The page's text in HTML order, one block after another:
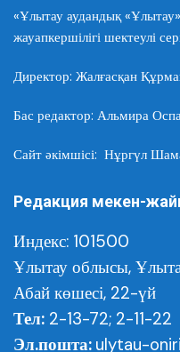
«Ұлытау аудандық «Ұлытау»
жауапкершілігі шектеулі
Директор: Жалғасқан
Бас редактор: Альмира
Сайт әкімшісі: Нұргүл
Редакция мекен-
Индекс: 101500
Ұлытау облысы,
Абай көшесі, 22-үй
Тел: 2-13-72; 2-11-22
Эл.пошта: ulytau-